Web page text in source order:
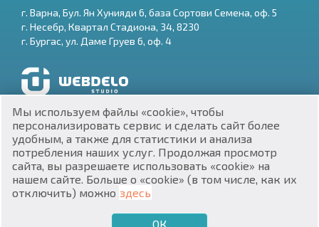
$
₽
₴
zł BG
г. Варна, Бул. Ян Хунияди 6, база Сортови Семена, оф. 5
г. Несебр, Квартал Стадиона, 34, 8230
г. Бургас, ул. Даме Груев 6, оф. 4
Разработка и SEO продвижение сайтов
ЕИК 201160903
Мы используем файлы «cookie», чтобы
персонализировать сервис и сделать сайт более
удобным, а также для статистики и анализа
потребления наших услуг. Продолжая просмотр
сайта, вы разрешаете использовать «cookie» на
нашем сайте. Больше о «cookie» (в том числе, как их
отключить) можно здесь
ОК